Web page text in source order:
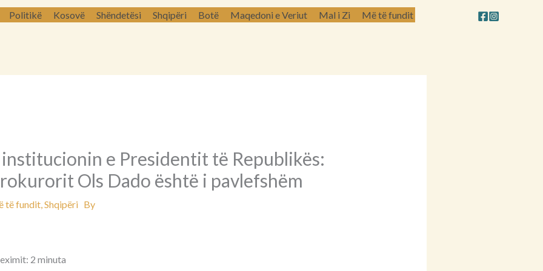
Politikë Kosovë Shëndetësi Shqipëri Botë Maqedoni e Veriut Mal i Zi Më të fundit
e Presidentit të Republikës:
Ols Dado është i pavlefshëm
të fundit,ShqipëriBy
2 minuta